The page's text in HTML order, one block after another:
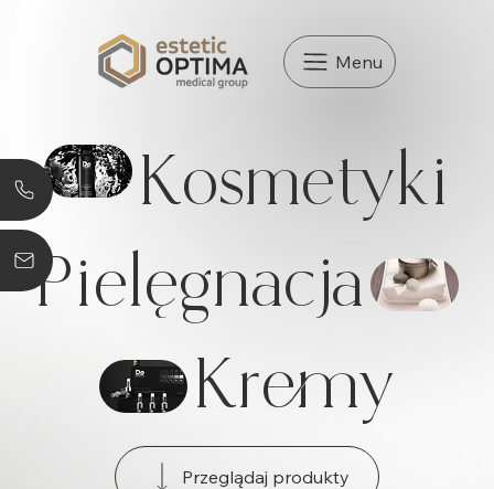
Menu
Kosmetyki
Pielęgnacja
Kremy
Przeglądaj produkty